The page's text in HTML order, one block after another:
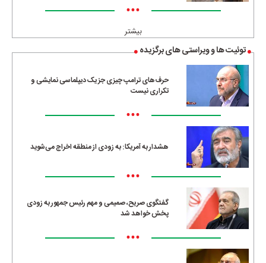
•••
بیشتر
توئیت ها و ویراستی های برگزیده
حرف‌های ترامپ چیزی جز یک دیپلماسی نمایشی و
تکراری نیست
•••
هشدار به آمریکا: به زودی از منطقه اخراج می‌شوید
•••
گفتگوی صریح، صمیمی و مهم رئیس جمهور به زودی
پخش خواهد شد
•••